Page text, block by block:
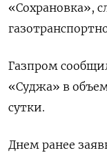
«Сохрановка»,
Газпром
«Суджа» в
сутки.
Днем ранее